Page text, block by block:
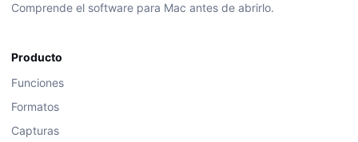
Comprende el software para Mac antes de abrirlo.
Producto
Funciones
Formatos
Capturas